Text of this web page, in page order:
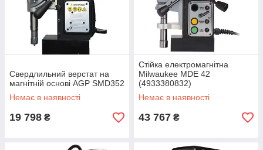
Свердлильний верстат на
магнітній основі AGP SMD352
Немає в наявності
19 798 ₴
Стійка електромагнітна
Milwaukee MDE 42
(4933380832)
Немає в наявності
43 767 ₴